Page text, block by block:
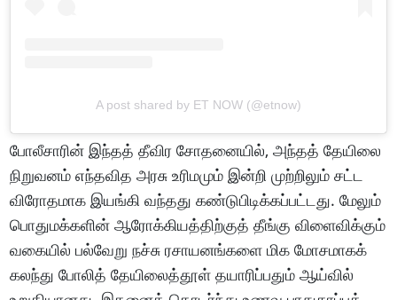
A post shared by ET NOW (@etnow)
போலீசாரின் இந்தத் தீவிர சோதனையில், அந்தத் தேயிலை
நிறுவனம் எந்தவித அரசு உரிமமும் இன்றி முற்றிலும் சட்ட
விரோதமாக இயங்கி வந்தது கண்டுபிடிக்கப்பட்டது. மேலும்
பொதுமக்களின் ஆரோக்கியத்திற்குத் தீங்கு விளைவிக்கும்
வகையில் பல்வேறு நச்சு ரசாயனங்களை மிக மோசமாகக்
கலந்து போலித் தேயிலைத்தூள் தயாரிப்பதும் ஆய்வில்